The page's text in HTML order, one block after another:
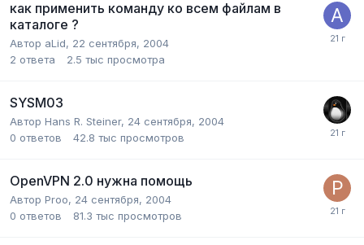
как применить команду ко всем файлам в
каталоге ?
Автор aLid, 22 сентября, 2004
2 ответа 2.5 тыс просмотра
SYSM03
Автор Hans R. Steiner, 24 сентября, 2004
0 ответов 42.8 тыс просмотров
OpenVPN 2.0 нужна помощь
Автор Proo, 24 сентября, 2004
0 ответов 81.3 тыс просмотров